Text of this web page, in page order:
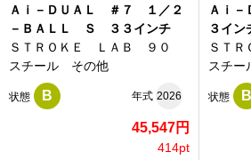
Ａｉ－ＤＵＡＬ ＃７ １／２
－ＢＡＬＬ Ｓ ３３インチ
ＳＴＲＯＫＥ ＬＡＢ ９０
スチール その他
状態 B 年式 2026
45,547円
414pt
Ａｉ
３イン
ＳＴ
スチ
状態 B